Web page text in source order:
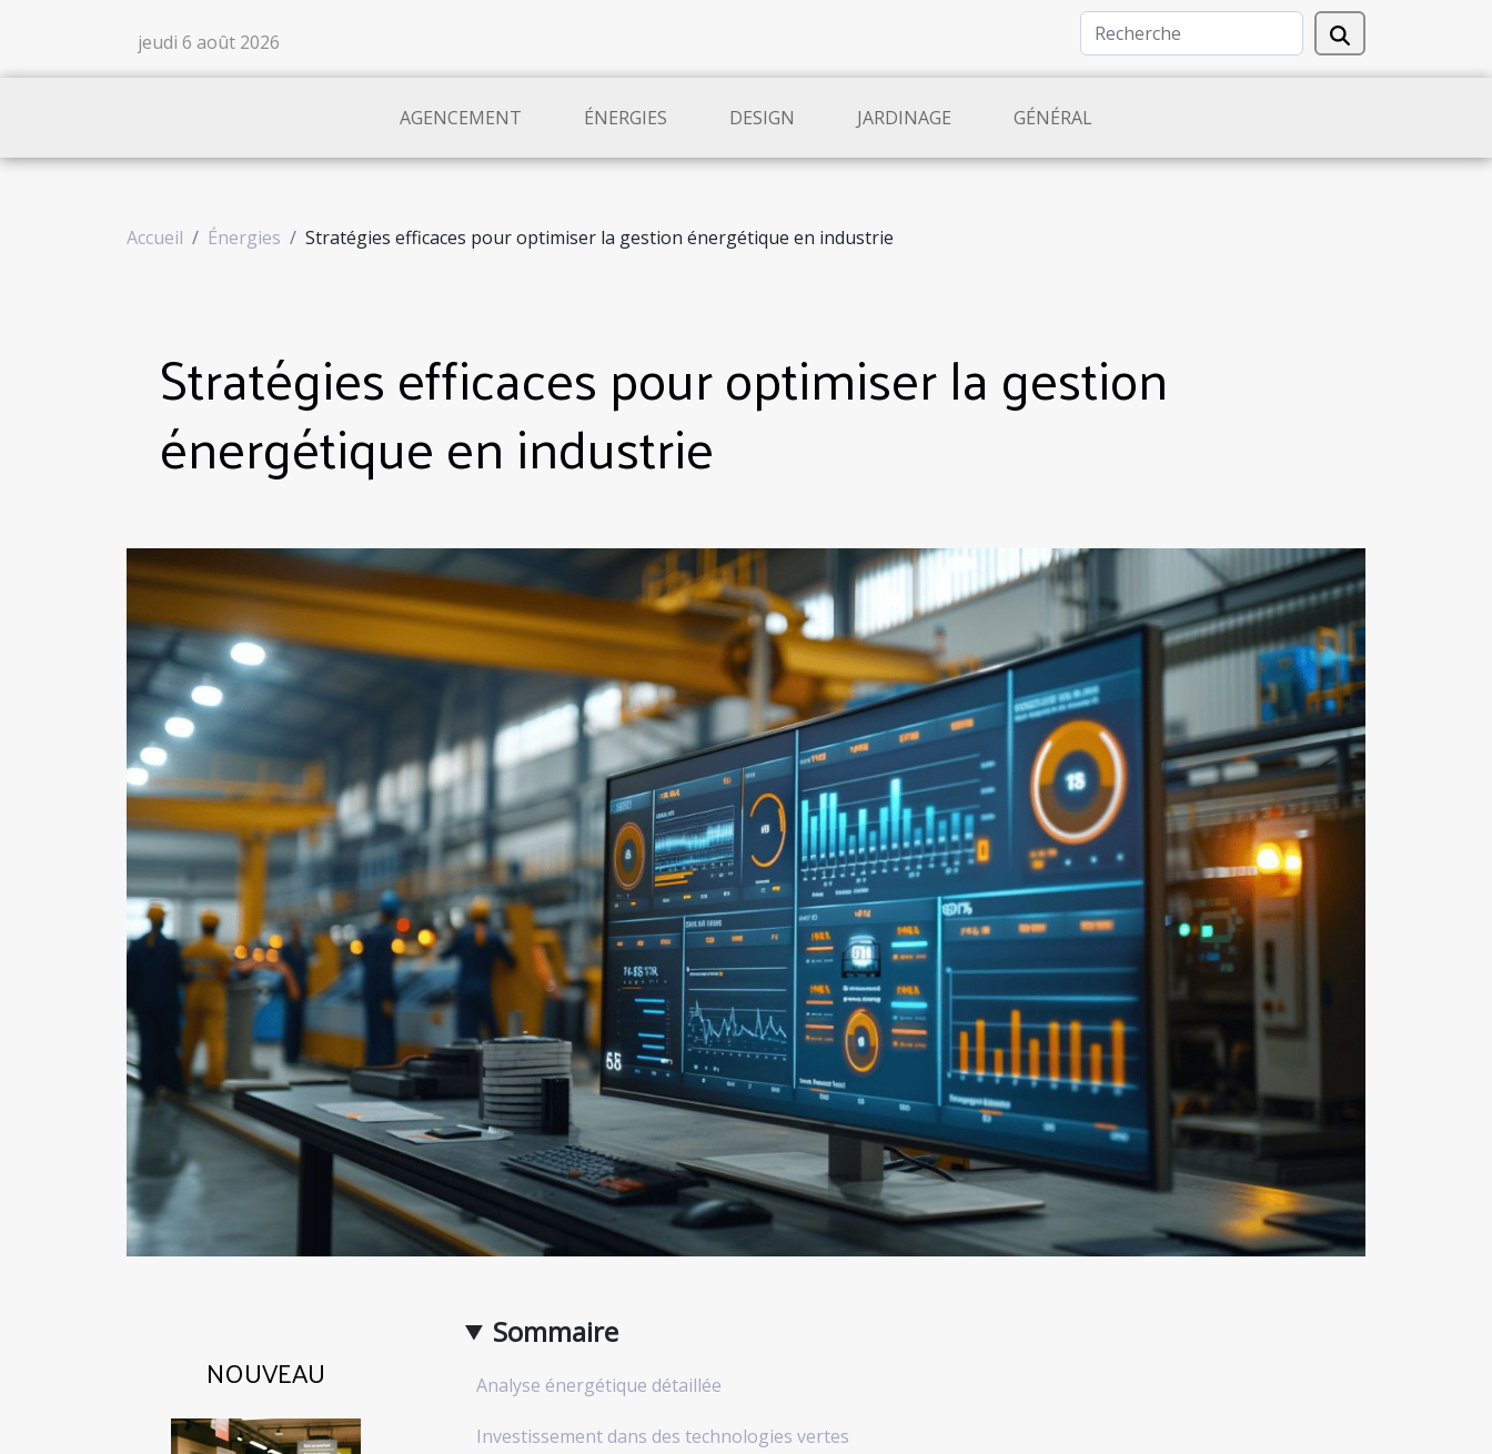
jeudi 6 août 2026
AGENCEMENT ÉNERGIES DESIGN JARDINAGE GÉNÉRAL
Accueil Énergies Stratégies efficaces pour optimiser la gestion énergétique en industrie
Stratégies efficaces pour optimiser la gestion
énergétique en industrie
NOUVEAU
Sommaire
Analyse énergétique détaillée
Investissement dans des technologies vertes